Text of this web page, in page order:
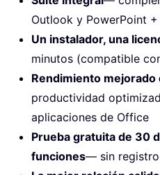
Outlook y PowerPoint
Un instalador, una
minutos (compatible
Rendimiento mejorado
productividad
aplicaciones de Office
Prueba gratuita de 30
funciones— sin